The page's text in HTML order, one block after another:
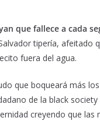
que fallece a cada
tipería, afeitado
fuera del agua.
que boqueará más los
de la black society
creyendo que las